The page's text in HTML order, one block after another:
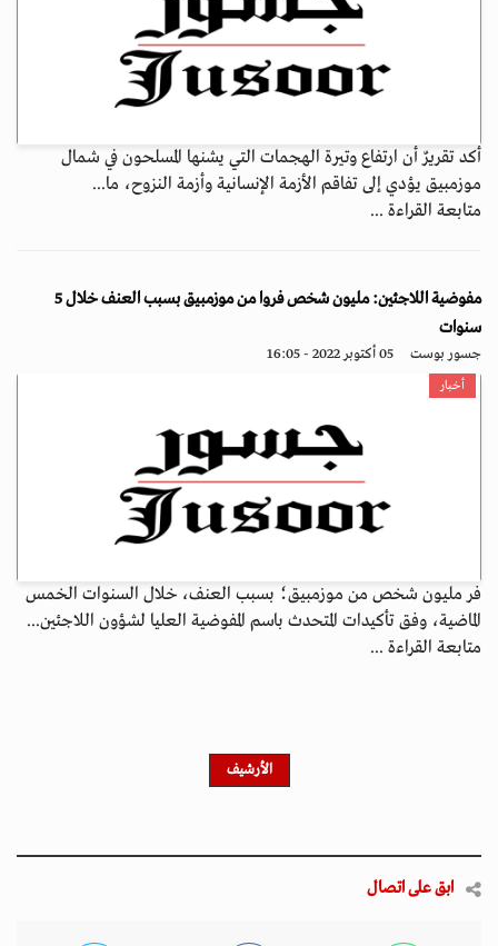
أكد تقريرٌ أن ارتفاع وتيرة الهجمات التي يشنها المسلحون في شمال
موزمبيق يؤدي إلى تفاقم الأزمة الإنسانية وأزمة النزوح، ما...
متابعة القراءة ...
مفوضية اللاجئين: مليون شخص فروا من موزمبيق بسبب العنف خلال 5
سنوات
جسور بوست 05 أكتوبر 2022 - 16:05
أخبار
فر مليون شخص من موزمبيق؛ بسبب العنف، خلال السنوات الخمس
الماضية، وفق تأكيدات المتحدث باسم المفوضية العليا لشؤون اللاجئين...
متابعة القراءة ...
الأرشيف
ابق على اتصال